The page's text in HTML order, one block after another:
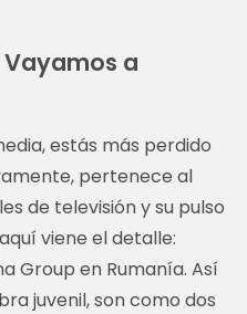
Vayamos a
estás más perdido
pertenece al
de televisión y su pulso
viene el detalle:
Group en Rumanía. Así
juvenil, son como dos